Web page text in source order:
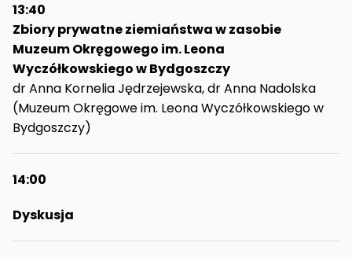
13:40
Zbiory prywatne ziemiaństwa w zasobie
Muzeum Okręgowego im. Leona
Wyczółkowskiego w Bydgoszczy
dr Anna Kornelia Jędrzejewska, dr Anna Nadolska
(Muzeum Okręgowe im. Leona Wyczółkowskiego w
Bydgoszczy)
14:00
Dyskusja